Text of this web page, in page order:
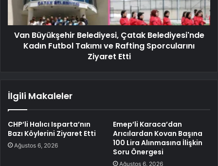
Van Büyükşehir Belediyesi, Çatak Belediyesi'nde
Kadın Futbol Takımı ve Rafting Sporcularını
Ziyaret Etti
İlgili Makaleler
CHP’li Halıcı Isparta’nın
Bazı Köylerini Ziyaret Etti
Ağustos 6, 2026
Emep’li Karaca’dan
Arıcılardan Kovan Başına
100 Lira Alınmasına İlişkin
Soru Önergesi
Ağustos 6, 2026